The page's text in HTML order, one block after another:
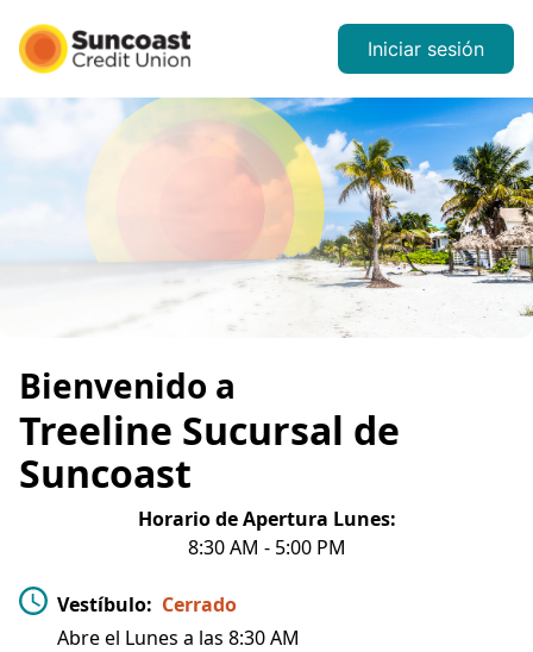
Iniciar sesión
Bienvenido a
Treeline Sucursal de
Suncoast
Horario de Apertura Lunes:
8:30 AM - 5:00 PM
Vestíbulo: Cerrado
Abre el Lunes a las 8:30 AM